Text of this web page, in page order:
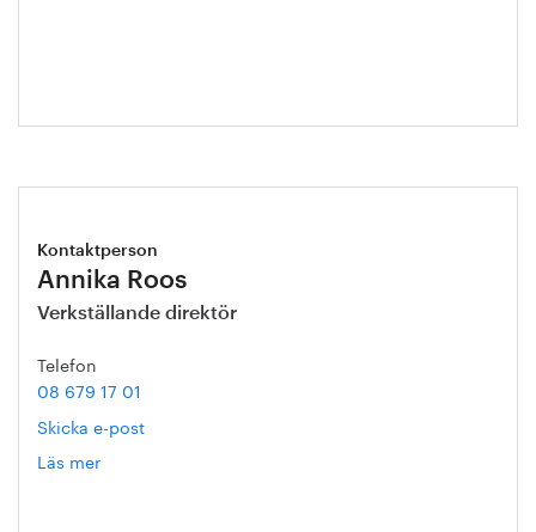
Kontaktperson
Annika Roos
Verkställande direktör
Telefon
08 679 17 01
Skicka e-post
Läs mer